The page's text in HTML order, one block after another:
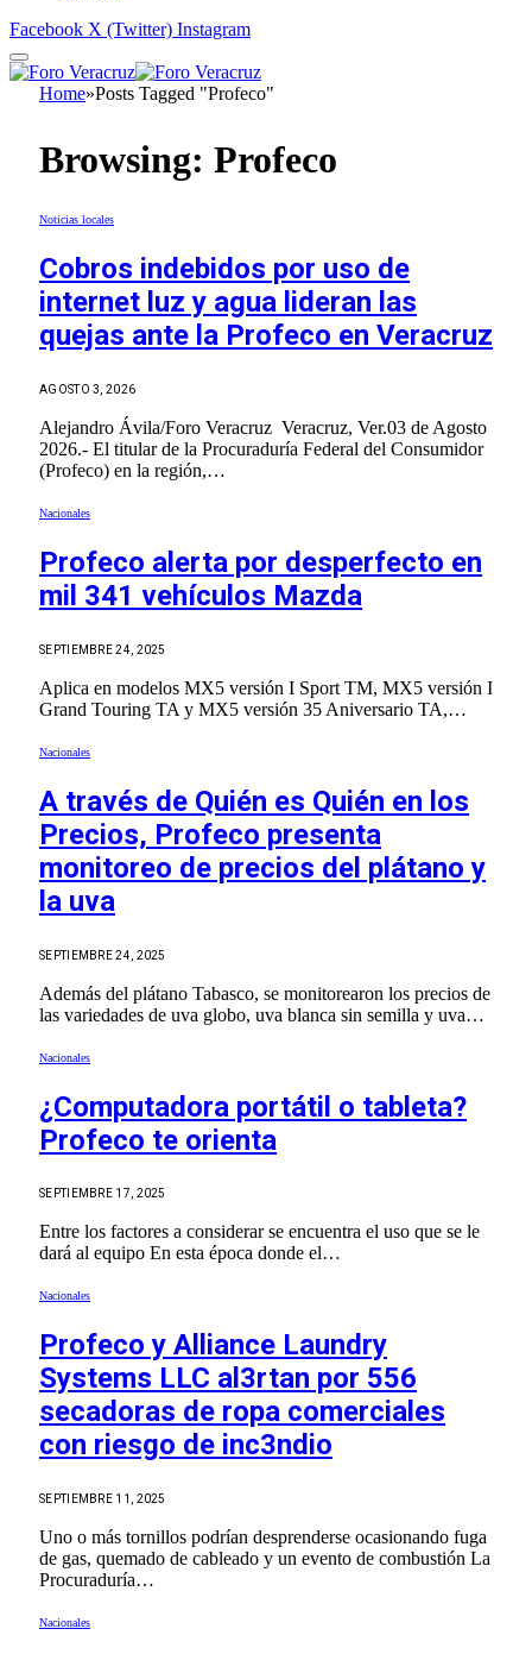
Facebook X (Twitter) Instagram
Home»Posts Tagged "Profeco"
Browsing: Profeco
Noticias locales
Cobros indebidos por uso de
internet luz y agua lideran las
quejas ante la Profeco en Veracruz
AGOSTO 3, 2026
Alejandro Ávila/Foro Veracruz Veracruz, Ver.03 de Agosto
2026.- El titular de la Procuraduría Federal del Consumidor
(Profeco) en la región,…
Nacionales
Profeco alerta por desperfecto en
mil 341 vehículos Mazda
SEPTIEMBRE 24, 2025
Aplica en modelos MX5 versión I Sport TM, MX5 versión I
Grand Touring TA y MX5 versión 35 Aniversario TA,…
Nacionales
A través de Quién es Quién en los
Precios, Profeco presenta
monitoreo de precios del plátano y
la uva
SEPTIEMBRE 24, 2025
Además del plátano Tabasco, se monitorearon los precios de
las variedades de uva globo, uva blanca sin semilla y uva…
Nacionales
¿Computadora portátil o tableta?
Profeco te orienta
SEPTIEMBRE 17, 2025
Entre los factores a considerar se encuentra el uso que se le
dará al equipo En esta época donde el…
Nacionales
Profeco y Alliance Laundry
Systems LLC al3rtan por 556
secadoras de ropa comerciales
con riesgo de inc3ndio
SEPTIEMBRE 11, 2025
Uno o más tornillos podrían desprenderse ocasionando fuga
de gas, quemado de cableado y un evento de combustión La
Procuraduría…
Nacionales